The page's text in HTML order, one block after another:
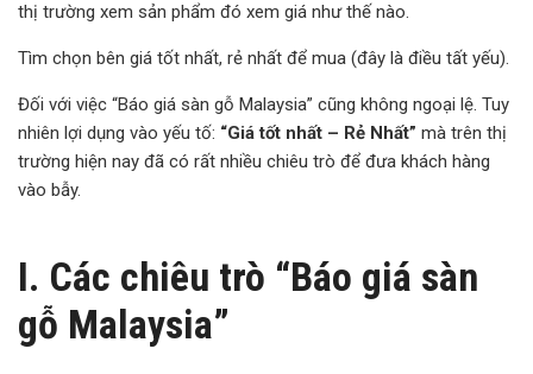
thị trường xem sản phẩm đó xem giá như thế nào.
Tìm chọn bên giá tốt nhất, rẻ nhất để mua (đây là điều tất yếu).
Đối với việc “Báo giá sàn gỗ Malaysia” cũng không ngoại lệ. Tuy
nhiên lợi dụng vào yếu tố: “Giá tốt nhất – Rẻ Nhất” mà trên thị
trường hiện nay đã có rất nhiều chiêu trò để đưa khách hàng
vào bẫy.
I. Các chiêu trò “Báo giá sàn
gỗ Malaysia”